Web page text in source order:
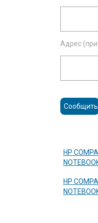
Адрес
HP
HP